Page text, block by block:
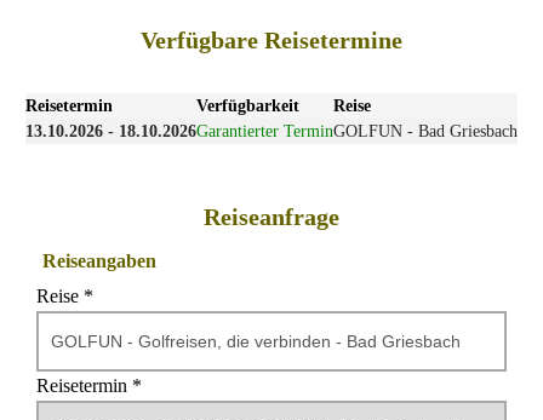
Verfügbare Reisetermine
Reisetermin Verfügbarkeit
Reise
13.10.2026 - 18.10.2026Garantierter TerminGOLFUN - Bad Griesbach
Reiseanfrage
Reiseangaben
Reise *
Reisetermin *